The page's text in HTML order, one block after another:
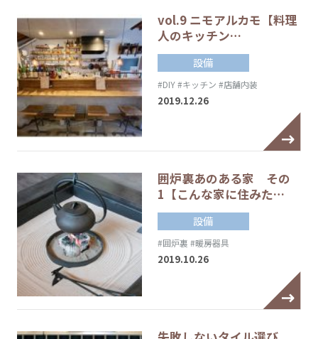
vol.9 ニモアルカモ【料理
人のキッチン…
設備
#DIY#キッチン #店舗内装
2019.12.26
囲炉裏あのある家 その
1【こんな家に住みた…
設備
#囲炉裏 #暖房器具
2019.10.26